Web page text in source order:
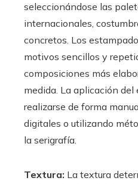
seleccionándose las
internacionales,
concretos. Los
motivos sencillos y
composiciones más
medida. La aplicación del
realizarse de forma
digitales o utilizando
la serigrafía.
Textura: La textura